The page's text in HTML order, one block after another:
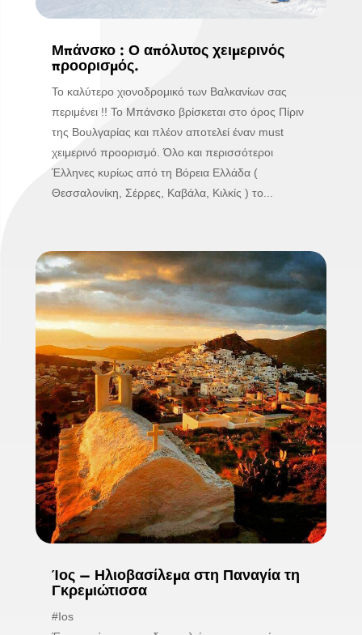
Μπάνσκο : Ο απόλυτος χειμερινός
προορισμός.
Το καλύτερο χιονοδρομικό των Βαλκανίων σας
περιμένει !! Το Μπάνσκο βρίσκεται στο όρος Πίριν
της Βουλγαρίας και πλέον αποτελεί έναν must
χειμερινό προορισμό. Όλο και περισσότεροι
Έλληνες κυρίως από τη Βόρεια Ελλάδα (
Θεσσαλονίκη, Σέρρες, Καβάλα, Κιλκίς ) το...
Ίος – Ηλιοβασίλεμα στη Παναγία τη
Γκρεμιώτισσα
#Ios